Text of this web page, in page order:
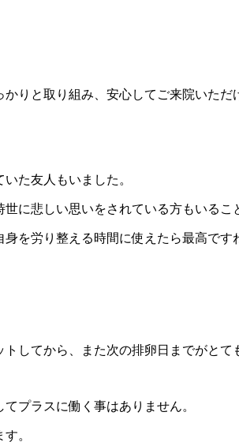
りと取り組み、安心してご来院いただ
た友人もいました。
に悲しい思いをされている方もいるこ
を労り整える時間に使えたら最高です
てから、また次の排卵日までがとて
プラスに働く事はありません。
。